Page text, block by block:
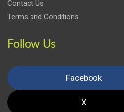
Contact Us
Terms and Conditions
Follow Us
Facebook
X